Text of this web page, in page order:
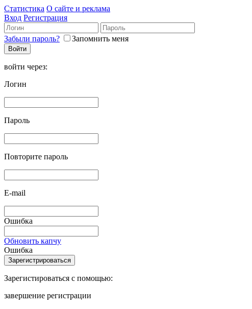
Статистика О сайте и реклама
Вход Регистрация
Забыли пароль? Запомнить меня
войти через:
Логин
Пароль
Повторите пароль
E-mail
Ошибка
Обновить капчу
Ошибка
Зарегистироваться с помощью:
завершение регистрации